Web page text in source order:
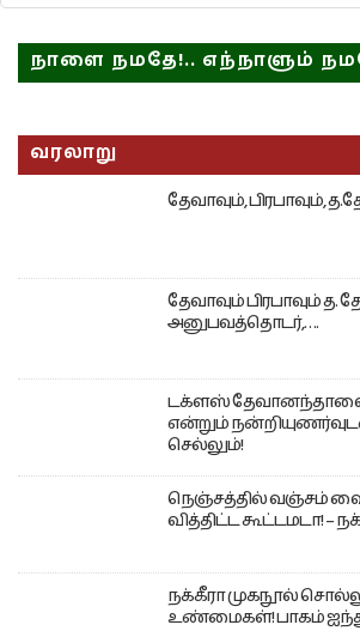
நாளை நமதே!.. எந்நாளும்
வரலாறு
தேவாவும், பிரபாவும்,
தேவாவும் பிரபாவும் த.
அனுபவத்தொடர்,….
டக்ளஸ் தேவானந்தாவை
என்றும்
செல்லும்!
நெஞ்சத்தில் வஞ்சம்
வித்திட்ட கூட்டமடா! –
நக்கீரா முகநூல்
உண்மைகள்! பாகம்